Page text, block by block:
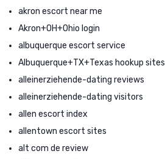
akron escort near me
Akron+OH+Ohio login
albuquerque escort service
Albuquerque+TX+Texas hookup sites
alleinerziehende-dating reviews
alleinerziehende-dating visitors
allen escort index
allentown escort sites
alt com de review